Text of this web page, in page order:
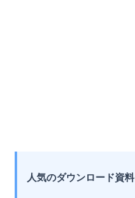
人気のダウンロード資料